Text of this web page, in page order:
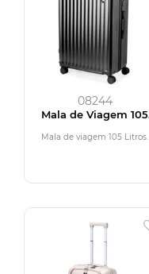
08244
Mala de Viagem 105
Mala de viagem 105 Litros.